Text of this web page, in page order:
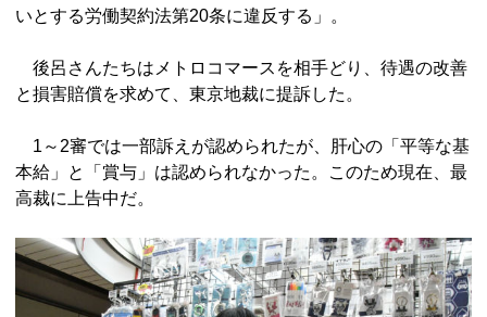
いとする労働契約法第20条に違反する」。
後呂さんたちはメトロコマースを相手どり、待遇の改善
と損害賠償を求めて、東京地裁に提訴した。
1～2審では一部訴えが認められたが、肝心の「平等な基
本給」と「賞与」は認められなかった。このため現在、最
高裁に上告中だ。